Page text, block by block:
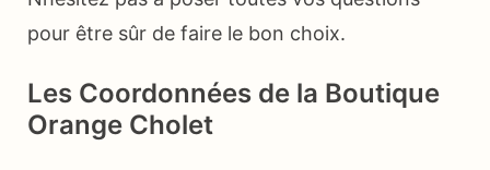
pour être sûr de faire le bon choix.
Les Coordonnées de la Boutique
Orange Cholet